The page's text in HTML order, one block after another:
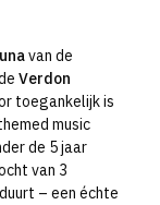
van de
Verdon
toegankelijk is
music
de 5 jaar
van 3
– een échte